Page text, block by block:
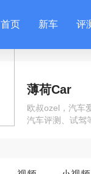
首页 新车 评
薄荷Car
欧叔ozel，汽车
汽车评测、试驾